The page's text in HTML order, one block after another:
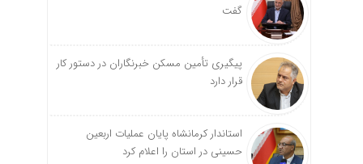
گفت
پیگیری تأمین مسکن خبرنگاران در دستور کار
قرار دارد
استاندار کرمانشاه پایان عملیات اربعین
حسینی در استان را اعلام کرد